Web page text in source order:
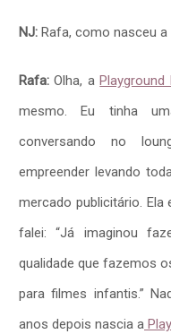
NJ: Rafa, como nasceu a
Rafa: Olha, a Playground
mesmo. Eu tinha
conversando no
empreender levando
mercado publicitário. Ela
falei: “Já imaginou
qualidade que fazemos
para filmes infantis.”
anos depois nascia a